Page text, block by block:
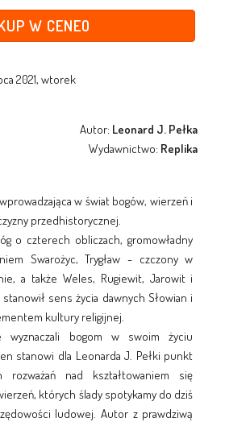
W CENEO
2021, wtorek
Autor: Leonard J. Pełka
Wydawnictwo: Replika
w świat bogów, wierzeń i
przedhistorycznej.
o czterech obliczach, gromowładny
Swarożyc, Trygław - czczony w
a także Weles, Rugiewit, Jarowit i
sens życia dawnych Słowian i
kultury religijnej.
wyznaczali bogom w swoim życiu
stanowi dla Leonarda J. Pełki punkt
rozważań nad kształtowaniem się
których ślady spotykamy do dziś
ludowej. Autor z prawdziwą